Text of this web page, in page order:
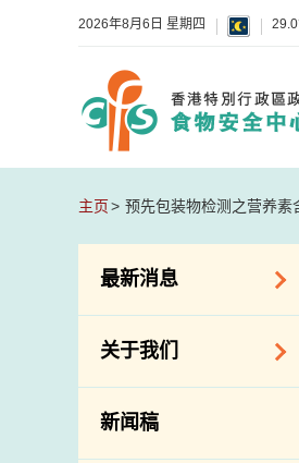
2026年8月6日 星期四
主页 预先包装物检测之营养
最新消息
食物警报 / 致敏物
警报
活动
关于我们
组织结构
新闻稿